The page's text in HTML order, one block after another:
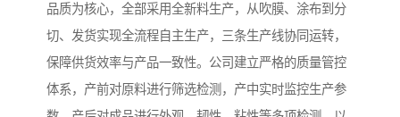
品质为核心，全部采用全新料生产，从吹膜、涂布到分
切、发货实现全流程自主生产，三条生产线协同运转，
保障供货效率与产品一致性。公司建立严格的质量管控
体系，产前对原料进行筛选检测，产中实时监控生产参